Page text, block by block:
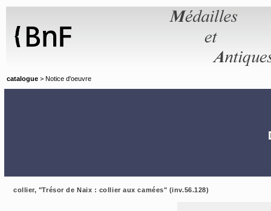
catalogue > Notice d'oeuvre
collier, "Trésor de Naix : collier aux camées" (inv.56.128)